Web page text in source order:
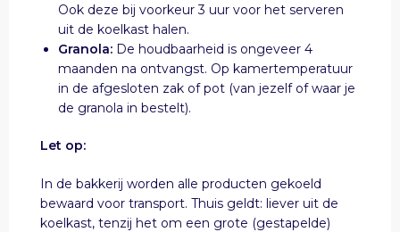
Ook deze bij voorkeur 3 uur voor het serveren
uit de koelkast halen.
Granola: De houdbaarheid is ongeveer 4
maanden na ontvangst. Op kamertemperatuur
in de afgesloten zak of pot (van jezelf of waar je
de granola in bestelt).
Let op:
In de bakkerij worden alle producten gekoeld
bewaard voor transport. Thuis geldt: liever uit de
koelkast, tenzij het om een grote (gestapelde)